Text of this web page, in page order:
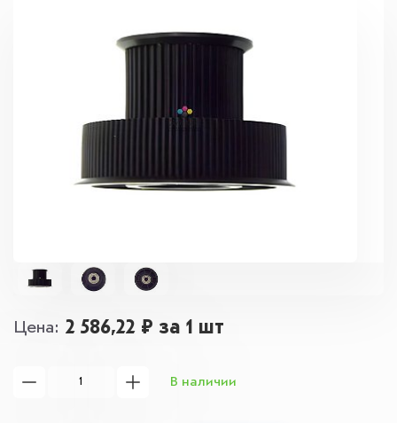
Цена 2 586,22 ₽ за 1 шт
В наличии